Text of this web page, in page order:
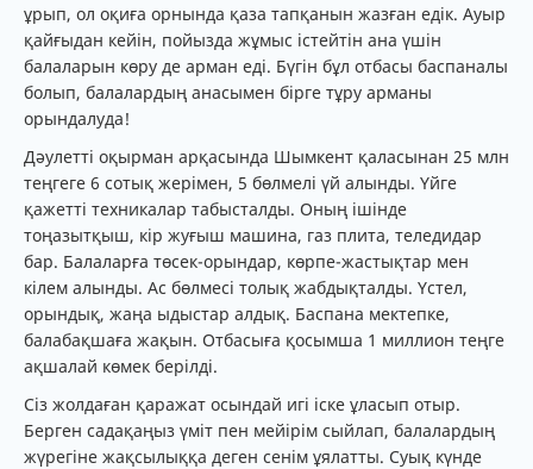
ұрып, ол оқиға орнында қаза тапқанын жазған едік. Ауыр
қайғыдан кейін, пойызда жұмыс істейтін ана үшін
балаларын көру де арман еді. Бүгін бұл отбасы баспаналы
болып, балалардың анасымен бірге тұру арманы
орындалуда!
Дәулетті оқырман арқасында Шымкент қаласынан 25 млн
теңгеге 6 сотық жерімен, 5 бөлмелі үй алынды. Үйге
қажетті техникалар табысталды. Оның ішінде
тоңазытқыш, кір жуғыш машина, газ плита, теледидар
бар. Балаларға төсек-орындар, көрпе-жастықтар мен
кілем алынды. Ас бөлмесі толық жабдықталды. Үстел,
орындық, жаңа ыдыстар алдық. Баспана мектепке,
балабақшаға жақын. Отбасыға қосымша 1 миллион теңге
ақшалай көмек берілді.
Сіз жолдаған қаражат осындай игі іске ұласып отыр.
Берген садақаңыз үміт пен мейірім сыйлап, балалардың
жүрегіне жақсылыққа деген сенім ұялатты. Суық күнде